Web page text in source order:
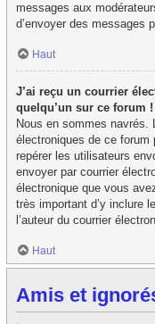
messages aux
d’envoyer des messages
Haut
J’ai reçu un courrier
quelqu’un sur ce forum !
Nous en sommes navrés.
électroniques de ce
repérer les utilisateurs
envoyer par courrier
électronique que vous
très important d’y inclure
l’auteur du courrier
Haut
Amis et